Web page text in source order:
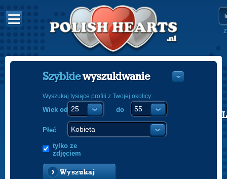
POLISH
Szybkiewyszukiwanie
Wyszukaj tysiące profili z Twojej okolicy:
Wiek od do
Płeć
tylko ze
zdjęciem
Wyszukaj